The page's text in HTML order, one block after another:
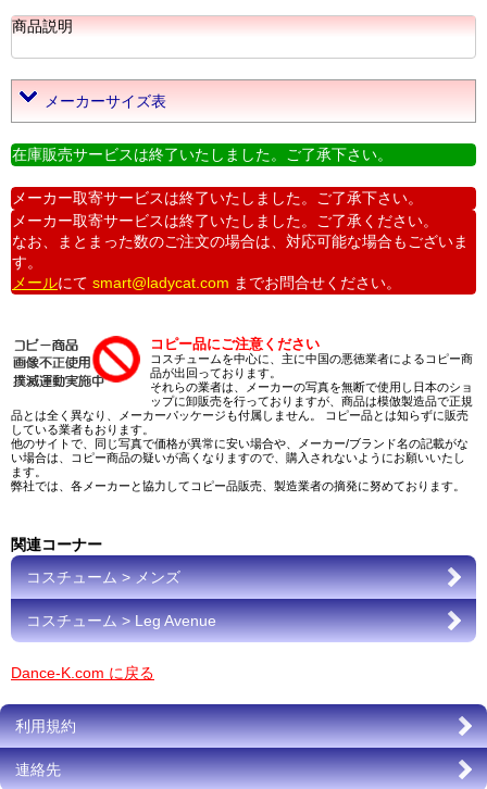
商品説明
メーカーサイズ表
在庫販売サービスは終了いたしました。ご了承下さい。
メーカー取寄サービスは終了いたしました。ご了承下さい。
メーカー取寄サービスは終了いたしました。ご了承ください。
なお、まとまった数のご注文の場合は、対応可能な場合もございま
す。
メールにて smart@ladycat.com までお問合せください。
コピー品にご注意ください
コスチュームを中心に、主に中国の悪徳業者によるコピー商
品が出回っております。
それらの業者は、メーカーの写真を無断で使用し日本のショ
ップに卸販売を行っておりますが、商品は模倣製造品で正規
品とは全く異なり、メーカーパッケージも付属しません。 コピー品とは知らずに販売
している業者もおります。
他のサイトで、同じ写真で価格が異常に安い場合や、メーカー/ブランド名の記載がな
い場合は、コピー商品の疑いが高くなりますので、購入されないようにお願いいたし
ます。
弊社では、各メーカーと協力してコピー品販売、製造業者の摘発に努めております。
関連コーナー
コスチューム > メンズ
コスチューム > Leg Avenue
Dance-K.com に戻る
利用規約
連絡先